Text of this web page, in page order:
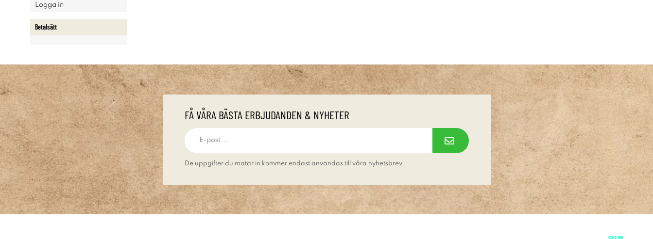
Logga in
Betalsätt
FÅ VÅRA BÄSTA ERBJUDANDEN & NYHETER
De uppgifter du matar in kommer endast användas till våra nyhetsbrev.